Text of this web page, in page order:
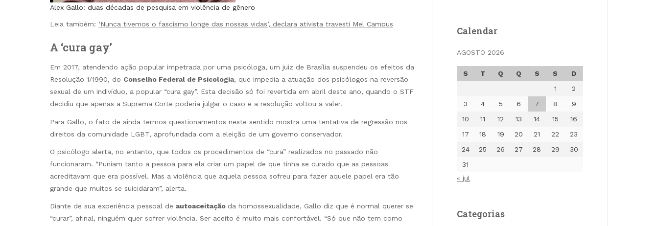
Alex Gallo: duas décadas de pesquisa em violência de gênero
Leia também: ‘Nunca tivemos o fascismo longe das nossas vidas’, declara ativista travesti Mel Campus
A ‘cura gay’
Em 2017, atendendo ação popular impetrada por uma psicóloga, um juiz de Brasília suspendeu os efeitos da
Resolução 1/1990, do Conselho Federal de Psicologia, que impedia a atuação dos psicólogos na reversão
sexual de um indivíduo, a popular “cura gay”. Esta decisão só foi revertida em abril deste ano, quando o STF
decidiu que apenas a Suprema Corte poderia julgar o caso e a resolução voltou a valer.
Para Gallo, o fato de ainda termos questionamentos neste sentido mostra uma tentativa de regressão nos
direitos da comunidade LGBT, aprofundada com a eleição de um governo conservador.
O psicólogo alerta, no entanto, que todos os procedimentos de “cura” realizados no passado não
funcionaram. “Puniam tanto a pessoa para ela criar um papel de que tinha se curado que as pessoas
acreditavam que era possível. Mas a violência que aquela pessoa sofreu para fazer aquele papel era tão
grande que muitos se suicidaram”, alerta.
Diante de sua experiência pessoal de autoaceitação da homossexualidade, Gallo diz que é normal querer se
“curar”, afinal, ninguém quer sofrer violência. Ser aceito é muito mais confortável. “Só que não tem como
Calendar
AGOSTO 2026
S T Q Q S S
D
1
2
3
4 5 6 7 8
9
10
11 12 13 14 15
16
17
18 19 20 21 22
23
24
25 26 27 28 29
30
31
« jul
Categorias